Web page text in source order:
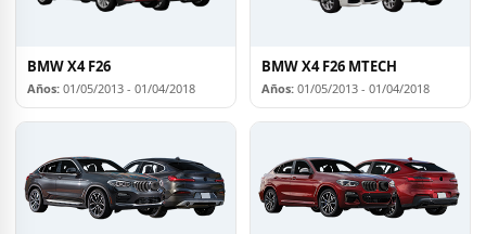
BMW X4 F26
Años: 01/05/2013 - 01/04/2018
BMW X4 F26 MTECH
Años: 01/05/2013 - 01/04/2018